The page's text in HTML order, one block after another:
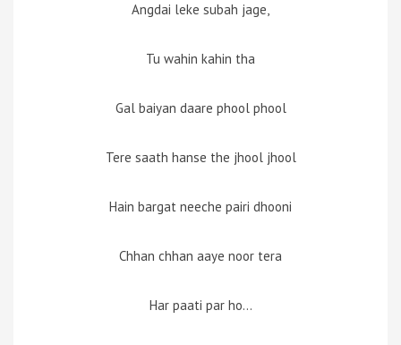
Angdai leke subah jage,
Tu wahin kahin tha
Gal baiyan daare phool phool
Tere saath hanse the jhool jhool
Hain bargat neeche pairi dhooni
Chhan chhan aaye noor tera
Har paati par ho…